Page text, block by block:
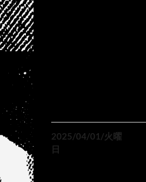
2025/04/01/火曜
日